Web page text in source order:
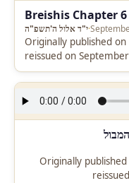
Breishis Chapter 6
י"ד אלול ה'תשפ"ה·
Originally published
reissued on
Originally